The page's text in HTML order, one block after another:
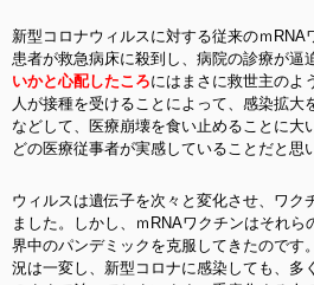
新型コロナウィルスに対する従来のｍRNA
患者が救急病床に殺到し、病院の診療が逼
いかと心配したころにはまさに救世主のよ
人が接種を受けることによって、感染拡大
などして、医療崩壊を食い止めることに大
どの医療従事者が実感していることだと思
ウィルスは遺伝子を次々と変化させ、ワク
ました。しかし、ｍRNAワクチンはそれ
界中のパンデミックを克服してきたのです
況は一変し、新型コロナに感染しても、多